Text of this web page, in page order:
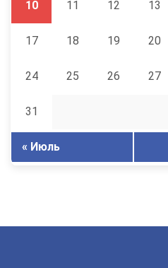
10 11 12 13
17 18 19 20
24 25 26 27
31
« Июль